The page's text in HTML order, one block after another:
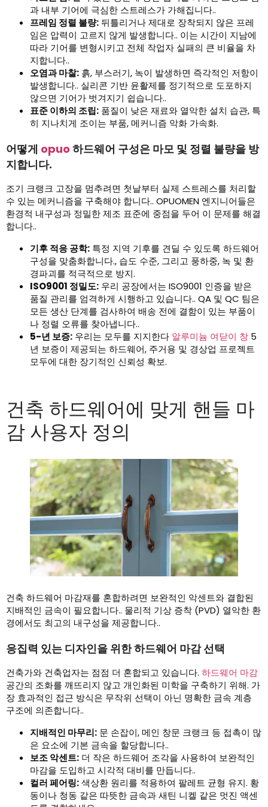
과 내부 기어에 극심한 스트레스가 가해집니다..
프레임 정렬 불량: 뒤틀리거나 제대로 장착되지 않은 프레
임은 압력이 고르지 않게 발생합니다.. 이는 시간이 지남에
따라 기어를 변형시키고 전체 작업자 실패의 큰 비율을 차
지합니다..
오염과 마찰: 흙, 부스러기, 녹이 발생하면 즉각적인 저항이
발생합니다.. 실리콘 기반 윤활제를 정기적으로 도포하지
않으면 기어가 벗겨지기 쉽습니다..
표준 이하의 조립: 품질이 낮은 재료와 열악한 설치 습관, 특
히 지나치게 조이는 부품, 메커니즘 악화 가속화.
어떻게 opuo 하드웨어 구성은 마모 및 정렬 불량을 방
지합니다.
조기 크랭크 고장을 멈추려면 첫날부터 실제 스트레스를 처리할
수 있는 메커니즘을 구축해야 합니다.. OPUOMEN 엔지니어들은
환경적 내구성과 정밀한 제조 표준에 중점을 두어 이 문제를 해결
합니다..
기후 적응 공학: 특정 지역 기후를 견딜 수 있도록 하드웨어
구성을 맞춤화합니다., 습도 수준, 그리고 풍하중, 녹 및 환
경파괴를 적극적으로 방지.
ISO9001 정밀도: 우리 공장에서는 ISO9001 인증을 받은
품질 관리를 엄격하게 시행하고 있습니다.. QA 및 QC 팀은
모든 생산 단계를 검사하여 배송 전에 결함이 있는 부품이
나 정렬 오류를 찾아냅니다..
5-년 보증: 우리는 모두를 지지한다 알루미늄 여닫이 창 5
년 보증이 제공되는 하드웨어, 주거용 및 경상업 프로젝트
모두에 대한 장기적인 신뢰성 확보.
건축 하드웨어에 맞게 핸들 마
감 사용자 정의
건축 하드웨어 마감재를 혼합하려면 보완적인 악센트와 결합된
지배적인 금속이 필요합니다.. 물리적 기상 증착 (PVD) 열악한 환
경에서도 최고의 내구성을 제공합니다..
응집력 있는 디자인을 위한 하드웨어 마감 선택
건축가와 건축업자는 점점 더 혼합되고 있습니다. 하드웨어 마감
공간의 조화를 깨뜨리지 않고 개인화된 미학을 구축하기 위해. 가
장 효과적인 접근 방식은 무작위 선택이 아닌 명확한 금속 계층
구조에 의존합니다..
지배적인 마무리: 문 손잡이, 메인 창문 크랭크 등 접촉이 많
은 요소에 기본 금속을 할당합니다..
보조 악센트: 더 작은 하드웨어 조각을 사용하여 보완적인
마감을 도입하고 시각적 대비를 만듭니다..
컬러 페어링:색상환 원리를 적용하여 팔레트 균형 유지. 황
동이나 청동 같은 따뜻한 금속과 새틴 니켈 같은 멋진 액센